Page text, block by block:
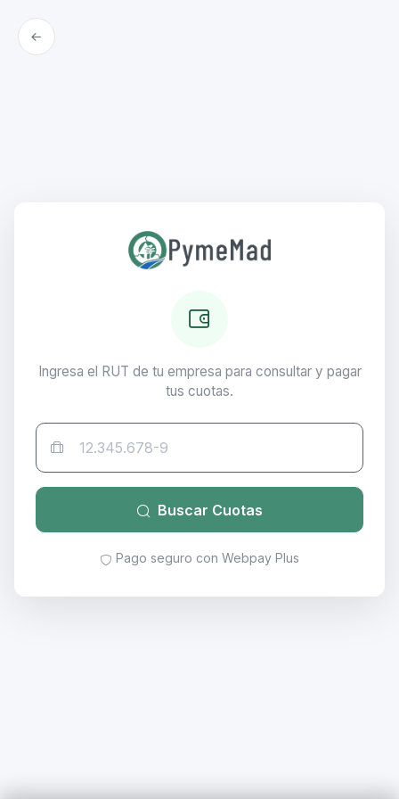
Ingresa el RUT de tu empresa para consultar y pagar
tus cuotas.
Buscar Cuotas
Pago seguro con Webpay Plus